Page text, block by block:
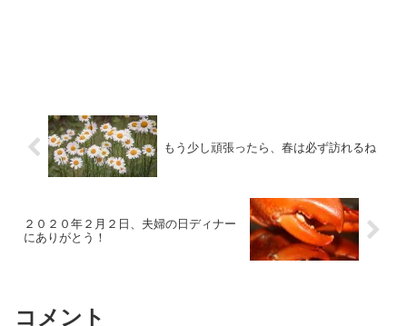
もう少し頑張ったら、春は必ず訪れるね
２０２０年２月２日、夫婦の日ディナー
にありがとう！
コメント